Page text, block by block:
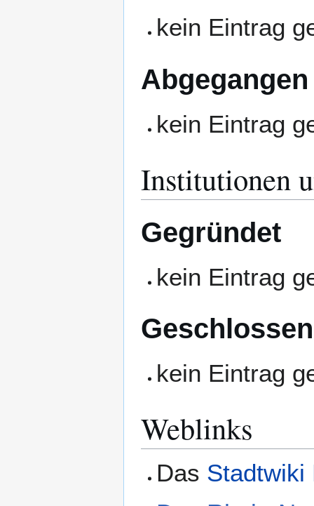
kein Eintrag
Abgegangen
kein Eintrag
Institutionen
Gegründet
kein Eintrag
Geschlossen
kein Eintrag
Weblinks
Das Stadtwiki